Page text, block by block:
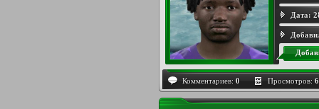
Дата:
Комментариев: 0 Просмотров: